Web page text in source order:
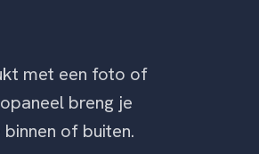
met een foto of
breng je
of buiten.